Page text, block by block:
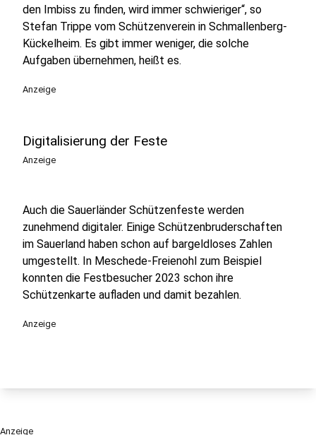
den Imbiss zu finden, wird immer schwieriger“, so
Stefan Trippe vom Schützenverein in Schmallenberg-
Kückelheim. Es gibt immer weniger, die solche
Aufgaben übernehmen, heißt es.
Anzeige
Digitalisierung der Feste
Anzeige
Auch die Sauerländer Schützenfeste werden
zunehmend digitaler. Einige Schützenbruderschaften
im Sauerland haben schon auf bargeldloses Zahlen
umgestellt. In Meschede-Freienohl zum Beispiel
konnten die Festbesucher 2023 schon ihre
Schützenkarte aufladen und damit bezahlen.
Anzeige
Anzeige